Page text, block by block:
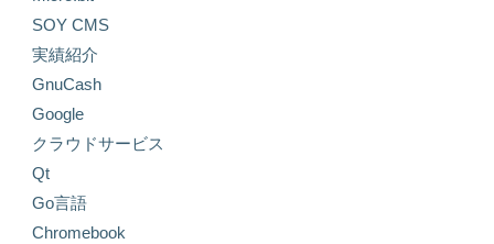
SOY CMS
実績紹介
GnuCash
Google
クラウドサービス
Qt
Go言語
Chromebook